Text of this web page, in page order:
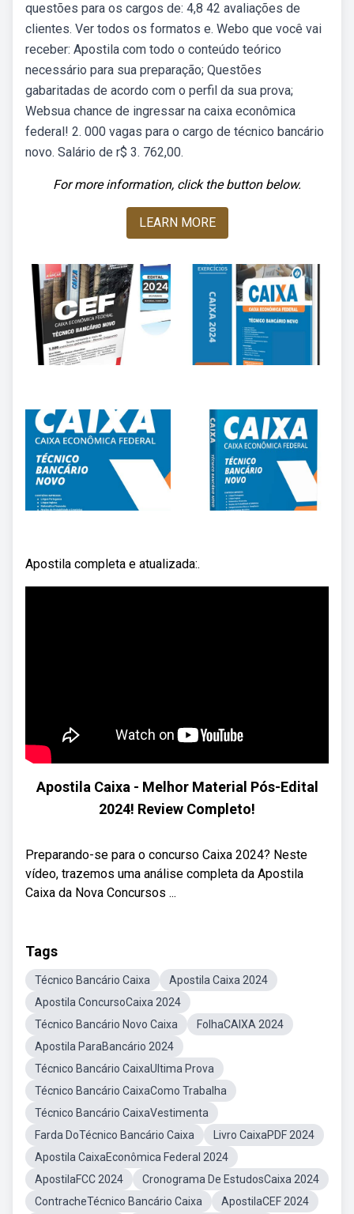
questões para os cargos de: 4,8 42 avaliações de
clientes. Ver todos os formatos e. Webo que você vai
receber: Apostila com todo o conteúdo teórico
necessário para sua preparação; Questões
gabaritadas de acordo com o perfil da sua prova;
Websua chance de ingressar na caixa econômica
federal! 2. 000 vagas para o cargo de técnico bancário
novo. Salário de r$ 3. 762,00.
For more information, click the button below.
LEARN MORE
Apostila completa e atualizada:.
Apostila Caixa - Melhor Material Pós-Edital
2024! Review Completo!
Preparando-se para o concurso Caixa 2024? Neste
vídeo, trazemos uma análise completa da Apostila
Caixa da Nova Concursos ...
Tags
Técnico Bancário Caixa
Apostila Caixa 2024
Apostila ConcursoCaixa 2024
Técnico Bancário Novo Caixa
FolhaCAIXA 2024
Apostila ParaBancário 2024
Técnico Bancário CaixaUltima Prova
Técnico Bancário CaixaComo Trabalha
Técnico Bancário CaixaVestimenta
Farda DoTécnico Bancário Caixa
Livro CaixaPDF 2024
Apostila CaixaEconômica Federal 2024
ApostilaFCC 2024
Cronograma De EstudosCaixa 2024
ContracheTécnico Bancário Caixa
ApostilaCEF 2024